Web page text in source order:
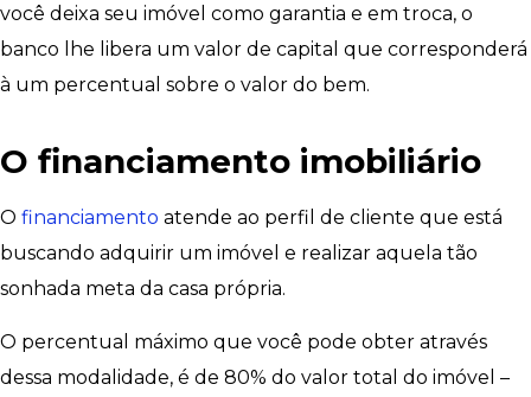
você deixa seu imóvel como garantia e em troca, o
banco lhe libera um valor de capital que corresponderá
à um percentual sobre o valor do bem.
O financiamento imobiliário
O financiamento atende ao perfil de cliente que está
buscando adquirir um imóvel e realizar aquela tão
sonhada meta da casa própria.
O percentual máximo que você pode obter através
dessa modalidade, é de 80% do valor total do imóvel –